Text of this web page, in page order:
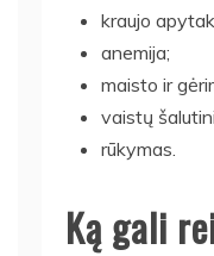
kraujo
anemija;
maisto ir
vaistų
rūkymas.
Ką gali